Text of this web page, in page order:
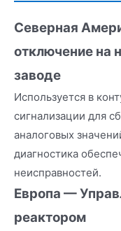
Северная
отключение на
заводе
Используется в
сигнализации для
аналоговых
диагностика
неисправностей.
Европа —
реактором